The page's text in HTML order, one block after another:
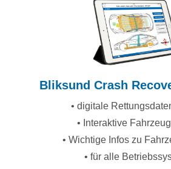
Bliksund Crash
• digitale
• Interaktive
• Wichtige Infos zu
• für alle